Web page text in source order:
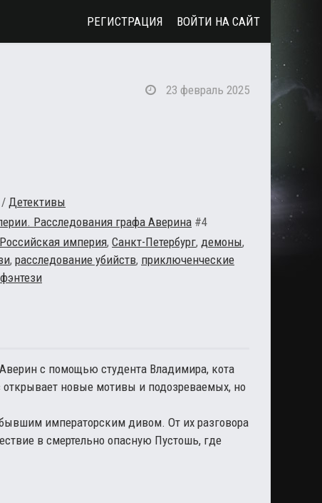
23 февраль 2025
/ Детективы
Расследования графа Аверина #4
Российская империя, Санкт-Петербург, демоны,
, расследование убийств, приключенческие
с помощью студента Владимира, кота
новые мотивы и подозреваемых, но
императорским дивом. От их разговора
в смертельно опасную Пустошь, где
РЕГИСТРАЦИЯ ВОЙТИ НА САЙТ